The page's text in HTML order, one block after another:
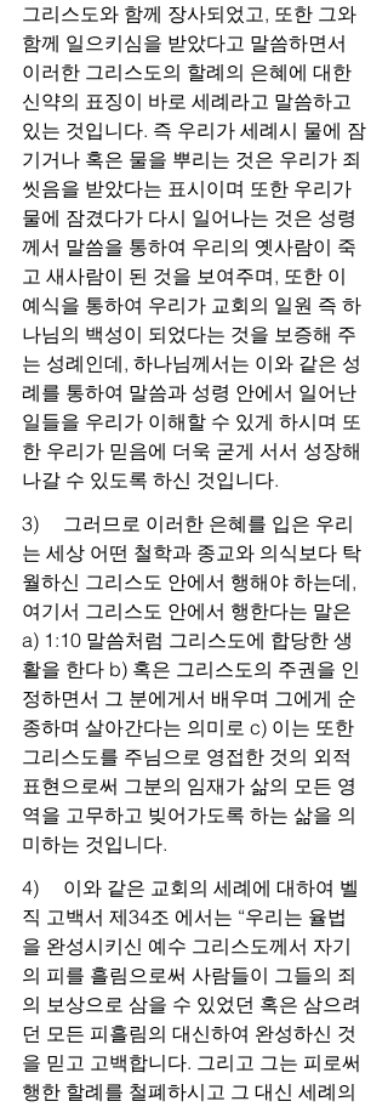
그리스도와 함께 장사되었고, 또한 그와
함께 일으키심을 받았다고 말씀하면서
이러한 그리스도의 할례의 은혜에 대한
신약의 표징이 바로 세례라고 말씀하고
있는 것입니다. 즉 우리가 세례시 물에 잠
기거나 혹은 물을 뿌리는 것은 우리가 죄
씻음을 받았다는 표시이며 또한 우리가
물에 잠겼다가 다시 일어나는 것은 성령
께서 말씀을 통하여 우리의 옛사람이 죽
고 새사람이 된 것을 보여주며, 또한 이
예식을 통하여 우리가 교회의 일원 즉 하
나님의 백성이 되었다는 것을 보증해 주
는 성례인데, 하나님께서는 이와 같은 성
례를 통하여 말씀과 성령 안에서 일어난
일들을 우리가 이해할 수 있게 하시며 또
한 우리가 믿음에 더욱 굳게 서서 성장해
나갈 수 있도록 하신 것입니다.
3)     그러므로 이러한 은혜를 입은 우리
는 세상 어떤 철학과 종교와 의식보다 탁
월하신 그리스도 안에서 행해야 하는데,
여기서 그리스도 안에서 행한다는 말은
a) 1:10 말씀처럼 그리스도에 합당한 생
활을 한다 b) 혹은 그리스도의 주권을 인
정하면서 그 분에게서 배우며 그에게 순
종하며 살아간다는 의미로 c) 이는 또한
그리스도를 주님으로 영접한 것의 외적
표현으로써 그분의 임재가 삶의 모든 영
역을 고무하고 빚어가도록 하는 삶을 의
미하는 것입니다.
4)     이와 같은 교회의 세례에 대하여 벨
직 고백서 제34조 에서는 “우리는 율법
을 완성시키신 예수 그리스도께서 자기
의 피를 흘림으로써 사람들이 그들의 죄
의 보상으로 삼을 수 있었던 혹은 삼으려
던 모든 피흘림의 대신하여 완성하신 것
을 믿고 고백합니다. 그리고 그는 피로써
행한 할례를 철폐하시고 그 대신 세례의